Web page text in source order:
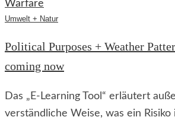
Umwelt + Natur
Political Purposes + Weather
coming now
Das „E-Learning Tool“ erläutert
verständliche Weise, was ein Risiko